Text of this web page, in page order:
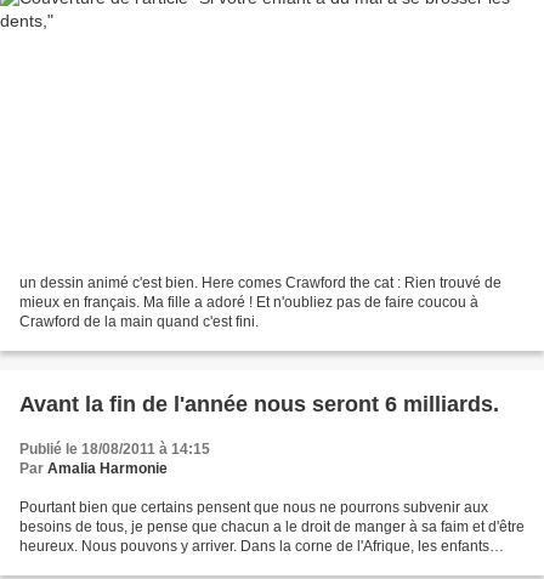
un dessin animé c'est bien. Here comes Crawford the cat : Rien trouvé de
mieux en français. Ma fille a adoré ! Et n'oubliez pas de faire coucou à
Crawford de la main quand c'est fini.
Avant la fin de l'année nous seront 6 milliards.
Publié le 18/08/2011 à 14:15
Par Amalia Harmonie
Pourtant bien que certains pensent que nous ne pourrons subvenir aux
besoins de tous, je pense que chacun a le droit de manger à sa faim et d'être
heureux. Nous pouvons y arriver. Dans la corne de l'Afrique, les enfants